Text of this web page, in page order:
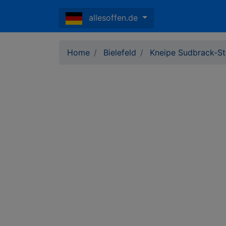
allesoffen.de
Home Bielefeld Kneipe Sudbrack-